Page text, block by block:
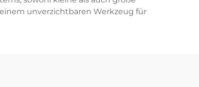
unverzichtbaren Werkzeug für